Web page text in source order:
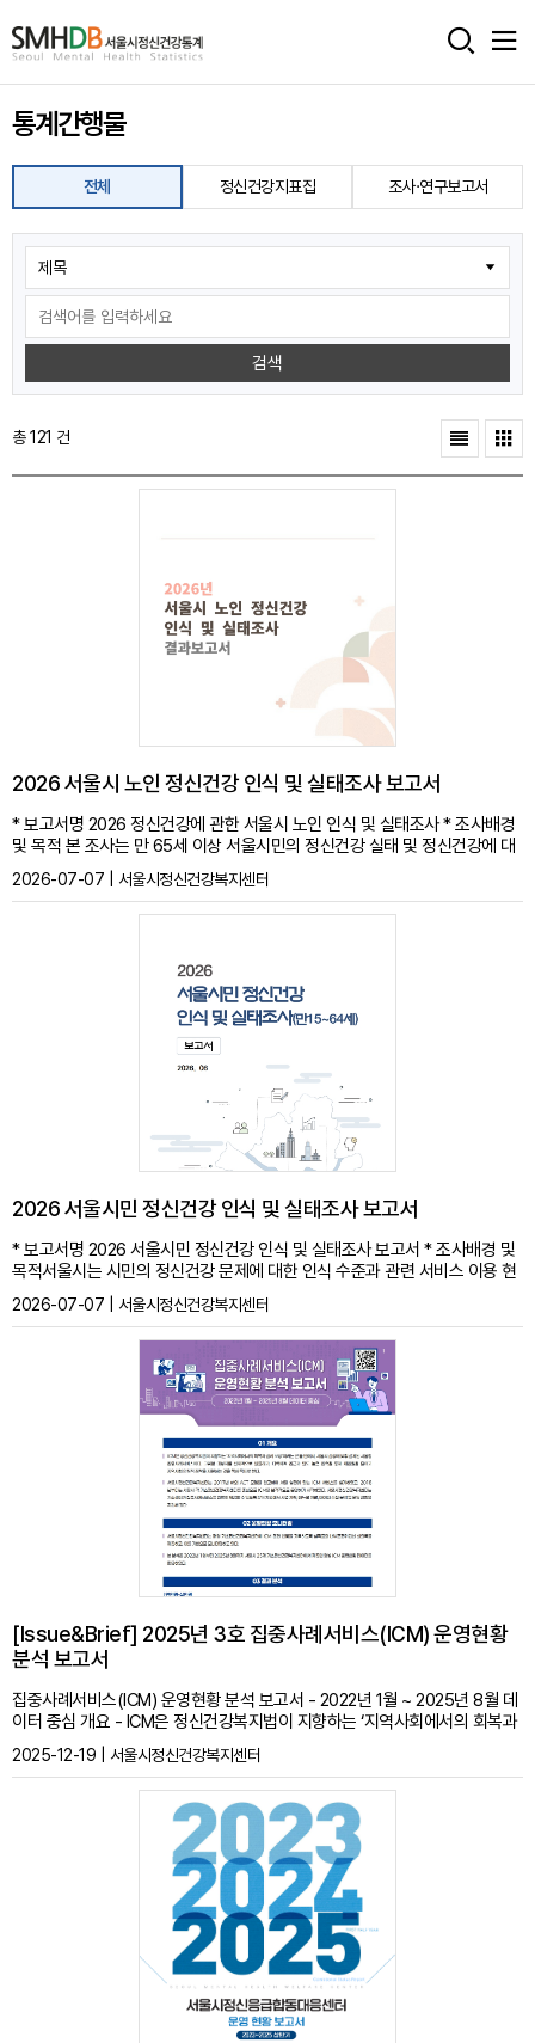
서
울
시
정
신
건
강
통
계
홈
으
통계간행물
전체 정신건강지표집 조사·연구보고서
검색
총 121 건
2026 서울시 노인 정신건강 인식 및 실태조사 보고서
* 보고서명 2026 정신건강에 관한 서울시 노인 인식 및 실태조사 * 조사배경
및 목적 본 조사는 만 65세 이상 서울시민의 정신건강 실태 및 정신건강에 대
한 인식을 파악하여, 향후 시민들의 정신건강 인식개선 및 지역사회 정신건강
증진을 위한 정책 수립의 근거 자료를 제공하는데 그 목적이 있음 * 조사내용
주관적 건강 상태, 정신건강 문제경험 및 서비스 이용도, 정신건강 상태, 정신
2026-07-07 | 서울시정신건강복지센터
2026 서울시민 정신건강 인식 및 실태조사 보고서
* 보고서명 2026 서울시민 정신건강 인식 및 실태조사 보고서 * 조사배경 및
목적서울시는 시민의 정신건강 문제에 대한 인식 수준과 관련 서비스 이용 현
황을 모니터링하기 위해 2007년부터 격년으로 정신건강에 관한 서울시민 인
식조사를 수행하고 있으며, 그 결과는 서울시 정신건강 관련 정책 수립을 위한
기초자료로 활용되고 있음. 특히, 최근 정신건강 관련 서비스에 대한 수요 증
가 추세를 반영하여, 2025년에 이어 2026년에는 정신건강 문제에 대한 실태
를 보다 심층적으로 파악하기 위하여 매년 조사로 변경 실시함. * 본 조사는 서
울시민의 정신건강에 대한 이해를 제고하고, 정신건강 관련 서비스를 제공하
는 기관의 인지도 및 이용 실태를 파악하고자 서울시민의 △주관적 건강상태,
△정신건강 문제 경험, 서비스 이용도, △정신건강 상태, △정신질환에 대한
인식, △정신건강 서비스 인지도, △정신건강 서비스 요구도의 6개 영역으로
2026-07-07 | 서울시정신건강복지센터
[Issue&Brief] 2025년 3호 집중사례서비스(ICM) 운영현황
분석 보고서
집중사례서비스(ICM) 운영현황 분석 보고서 - 2022년 1월 ~ 2025년 8월 데
이터 중심 개요 - ICM은 정신건강복지법이 지향하는 ‘지역사회에서의 회복과
권리 보장’이라는 큰 틀 안에서, 서울시 실정에 맞춰 설계된 서울형 집중사례
서비스이다. 고위험 대상자를 선제적으로 발굴하고, 다학제적 접근과 밀도 높
은 접촉을 통해 재입원을 줄이고 지역사회 안정적 정착을 지원하는 것을 핵심
목표로 한다. - 서울시정신건강복지센터는 2017년 해외 ACT 모델을 참고하
여 서울 실정에 맞는 ICM 서비스를 설계하였고, 2018년 부터는 서울시 각 기
초정신건강복지센터를 중심으로 ICM을 본격적으로 운영하기 시작하였다. 서
울시정신건강복지센터는 기초센터가 집중사례서비스를 원활히 제공할 수 있
도록 광역 차원에서 사업 기획, 매뉴얼 개발, 데이터 수집·분석 등 운영 전반을
지원해 왔다. ※ 전체 내용은 첨부파일을 통해 확인하실 수 있습니다. * 문의 서
울시정신건강복지사업지원단(02-3444-9934)
2025-12-19 | 서울시정신건강복지센터